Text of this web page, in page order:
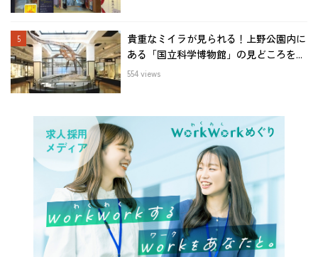
貴重なミイラが見られる！上野公園内に
ある「国立科学博物館」の見どころを...
554 views